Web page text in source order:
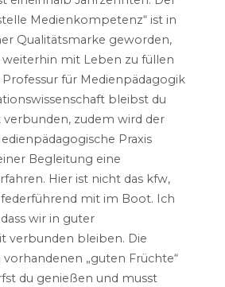
Medienkompetenz“ ist in
Qualitätsmarke geworden,
weiterhin mit Leben zu füllen
für Medienpädagogik
bleibst du
zudem wird der
Praxis
Begleitung eine
Hier ist nicht das kfw,
federführend mit im Boot. Ich
wir in guter
verbunden bleiben. Die
„guten Früchte“
du genießen und musst